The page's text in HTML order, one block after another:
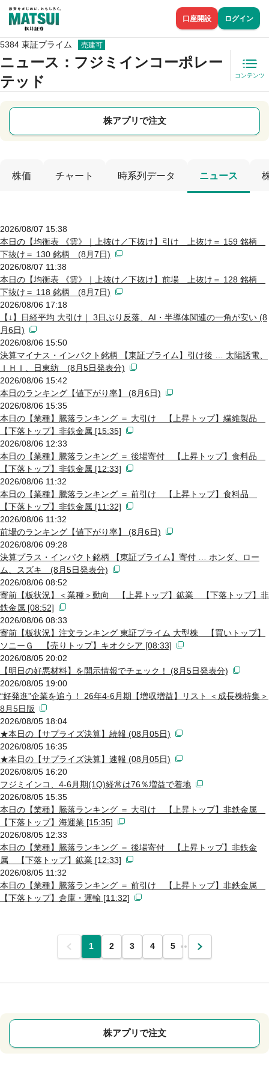
口座開設 ログイン
5384 東証プライム 売建可
ニュース ：フジミインコーポレー
テッド
コンテンツ
株アプリで注文
株価 チャート 時系列データ ニュース
2026/08/07 15:38
本日の【均衡表 《雲》｜上抜け／下抜け】引け 上抜け＝ 159 銘柄
下抜け＝ 130 銘柄 (8月7日)
2026/08/07 11:38
本日の【均衡表 《雲》｜上抜け／下抜け】前場 上抜け＝ 128 銘柄
下抜け＝ 118 銘柄 (8月7日)
2026/08/06 17:18
【↓】日経平均 大引け｜ 3日ぶり反落、AI・半導体関連の一角が安い (8
月6日)
2026/08/06 15:50
決算マイナス・インパクト銘柄 【東証プライム】引け後 … 太陽誘電、
ＩＨＩ、日東紡 (8月5日発表分)
2026/08/06 15:42
本日のランキング【値下がり率】 (8月6日)
2026/08/06 15:35
本日の【業種】騰落ランキング ＝ 大引け 【上昇トップ】繊維製品
【下落トップ】非鉄金属 [15:35]
2026/08/06 12:33
本日の【業種】騰落ランキング ＝ 後場寄付 【上昇トップ】食料品
【下落トップ】非鉄金属 [12:33]
2026/08/06 11:32
本日の【業種】騰落ランキング ＝ 前引け 【上昇トップ】食料品
【下落トップ】非鉄金属 [11:32]
2026/08/06 11:32
前場のランキング【値下がり率】 (8月6日)
2026/08/06 09:28
決算プラス・インパクト銘柄 【東証プライム】寄付 … ホンダ、ロー
ム、スズキ (8月5日発表分)
2026/08/06 08:52
寄前【板状況】＜業種＞動向 【上昇トップ】鉱業 【下落トップ】非
鉄金属 [08:52]
2026/08/06 08:33
寄前【板状況】注文ランキング 東証プライム 大型株 【買いトップ】
ソニーＧ 【売りトップ】キオクシア [08:33]
2026/08/05 20:02
【明日の好悪材料】を開示情報でチェック！ (8月5日発表分)
2026/08/05 19:00
“好発進”企業を追う！ 26年4-6月期【増収増益】リスト ＜成長株特集＞
8月5日版
2026/08/05 18:04
★本日の【サプライズ決算】続報 (08月05日)
2026/08/05 16:35
★本日の【サプライズ決算】速報 (08月05日)
2026/08/05 16:20
フジミインコ、4-6月期(1Q)経常は76％増益で着地
2026/08/05 15:35
本日の【業種】騰落ランキング ＝ 大引け 【上昇トップ】非鉄金属
【下落トップ】海運業 [15:35]
2026/08/05 12:33
本日の【業種】騰落ランキング ＝ 後場寄付 【上昇トップ】非鉄金
属 【下落トップ】鉱業 [12:33]
2026/08/05 11:32
本日の【業種】騰落ランキング ＝ 前引け 【上昇トップ】非鉄金属
【下落トップ】倉庫・運輸 [11:32]
前 1 2 3 4 5 … 次
株アプリで注文